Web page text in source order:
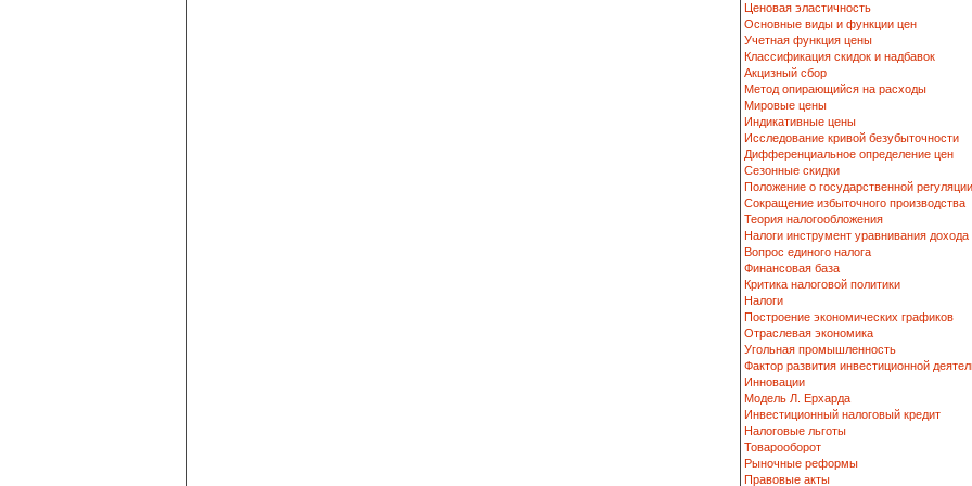
Ценовая эластичность
Основные виды и функции цен
Учетная функция цены
Классификация скидок и надбавок
Акцизный сбор
Метод опирающийся на расходы
Мировые цены
Индикативные цены
Исследование кривой безубыточности
Дифференциальное определение цен
Сезонные скидки
Положение о государственной регуляции
Сокращение избыточного производства
Теория налогообложения
Налоги инструмент уравнивания дохода
Вопрос единого налога
Финансовая база
Критика налоговой политики
Налоги
Построение экономических графиков
Отраслевая экономика
Угольная промышленность
Фактор развития инвестиционной
Инновации
Модель Л. Ерхарда
Инвестиционный налоговый кредит
Налоговые льготы
Товарооборот
Рыночные реформы
Правовые акты